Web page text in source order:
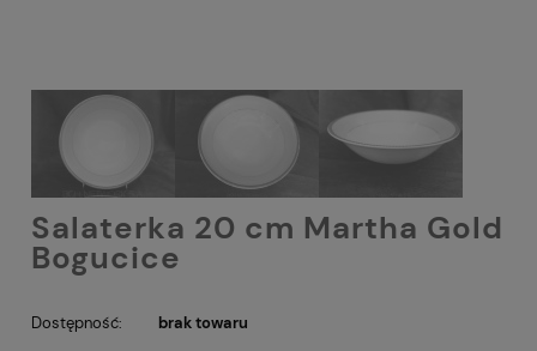
Salaterka 20 cm Martha Gold
Bogucice
Dostępność: brak towaru